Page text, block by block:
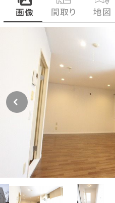
画像 間取り 地図